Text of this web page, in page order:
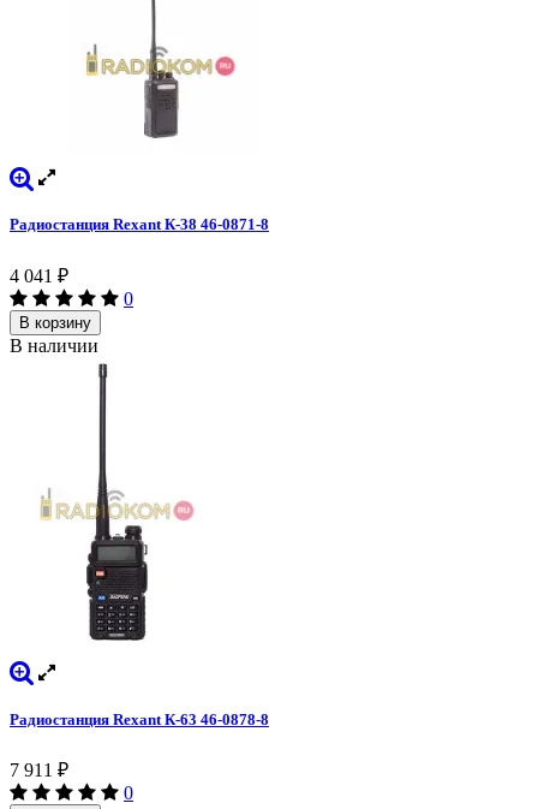
Радиостанция Rexant К-38 46-0871-8
4 041 ₽
0
В корзину
В наличии
Радиостанция Rexant К-63 46-0878-8
7 911 ₽
0